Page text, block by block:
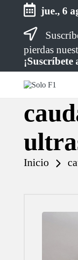
jue., 6
pierdas
¡Suscríbete
S
o
Para
la
F1
Inicio